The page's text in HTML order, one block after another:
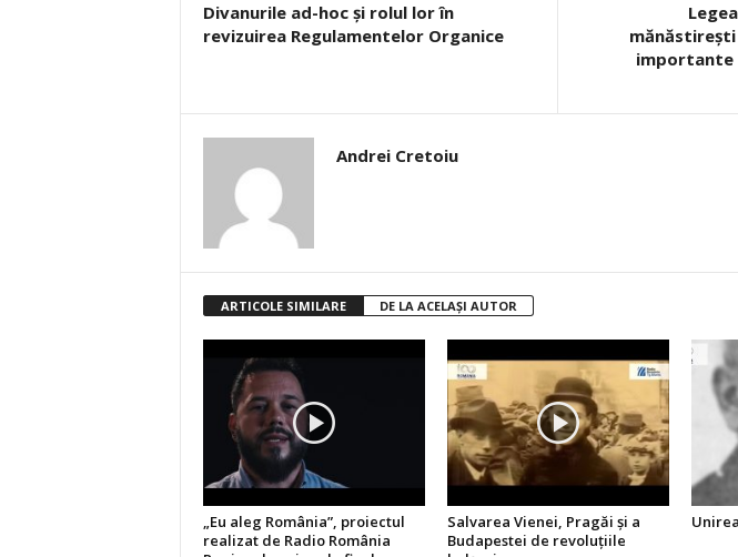
Divanurile ad-hoc și rolul lor în
revizuirea Regulamentelor Organice
mănăstireşti
importante
Andrei Cretoiu
ARTICOLE SIMILARE DE LA ACELAȘI AUTOR
„Eu aleg România”, proiectul
realizat de Radio România
Salvarea Vienei, Pragăi şi a
Budapestei de revoluţiile